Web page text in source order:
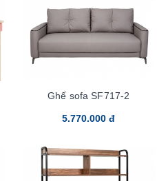
Ghế sofa SF717-2
5.770.000 đ